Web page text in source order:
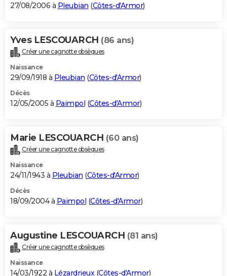
27/08/2006 à Pleubian (Côtes-d'Armor)
Yves LESCOUARCH (86 ans)
Créer une cagnotte obsèques
Naissance
29/09/1918 à Pleubian (Côtes-d'Armor)
Décès
12/05/2005 à Paimpol (Côtes-d'Armor)
Marie LESCOUARCH (60 ans)
Créer une cagnotte obsèques
Naissance
24/11/1943 à Pleubian (Côtes-d'Armor)
Décès
18/09/2004 à Paimpol (Côtes-d'Armor)
Augustine LESCOUARCH (81 ans)
Créer une cagnotte obsèques
Naissance
14/03/1922 à Lézardrieux(Côtes-d'Armor)